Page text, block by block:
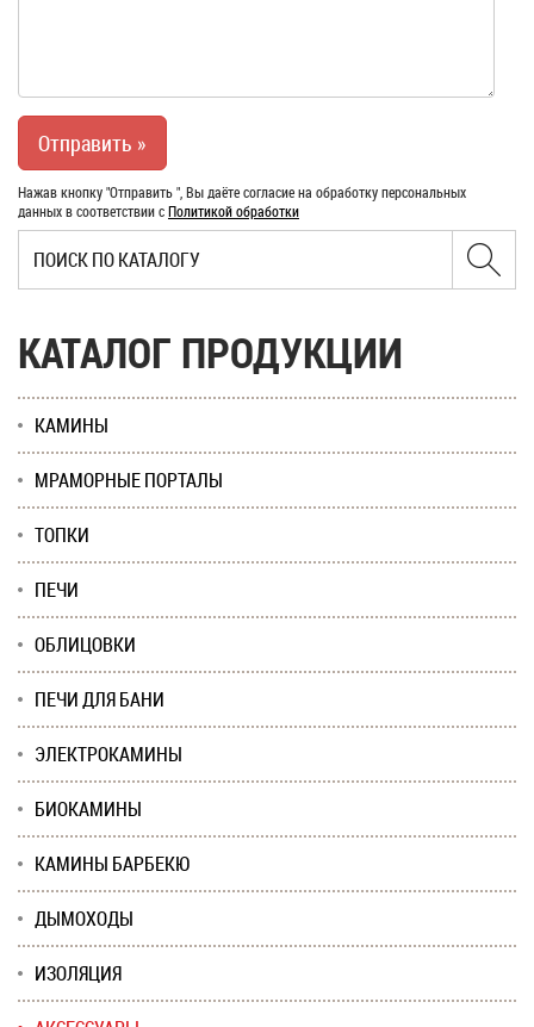
Нажав кнопку "Отправить ", Вы даёте согласие на обработку персональных
данных в соответствии сПолитикой обработки
КАТАЛОГ ПРОДУКЦИИ
КАМИНЫ
МРАМОРНЫЕ ПОРТАЛЫ
ТОПКИ
ПЕЧИ
ОБЛИЦОВКИ
ПЕЧИ ДЛЯ БАНИ
ЭЛЕКТРОКАМИНЫ
БИОКАМИНЫ
КАМИНЫ БАРБЕКЮ
ДЫМОХОДЫ
ИЗОЛЯЦИЯ